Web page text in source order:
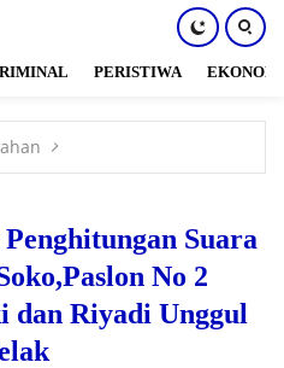
PERISTIWA EKONOMI
Suara
No 2
Riyadi Unggul